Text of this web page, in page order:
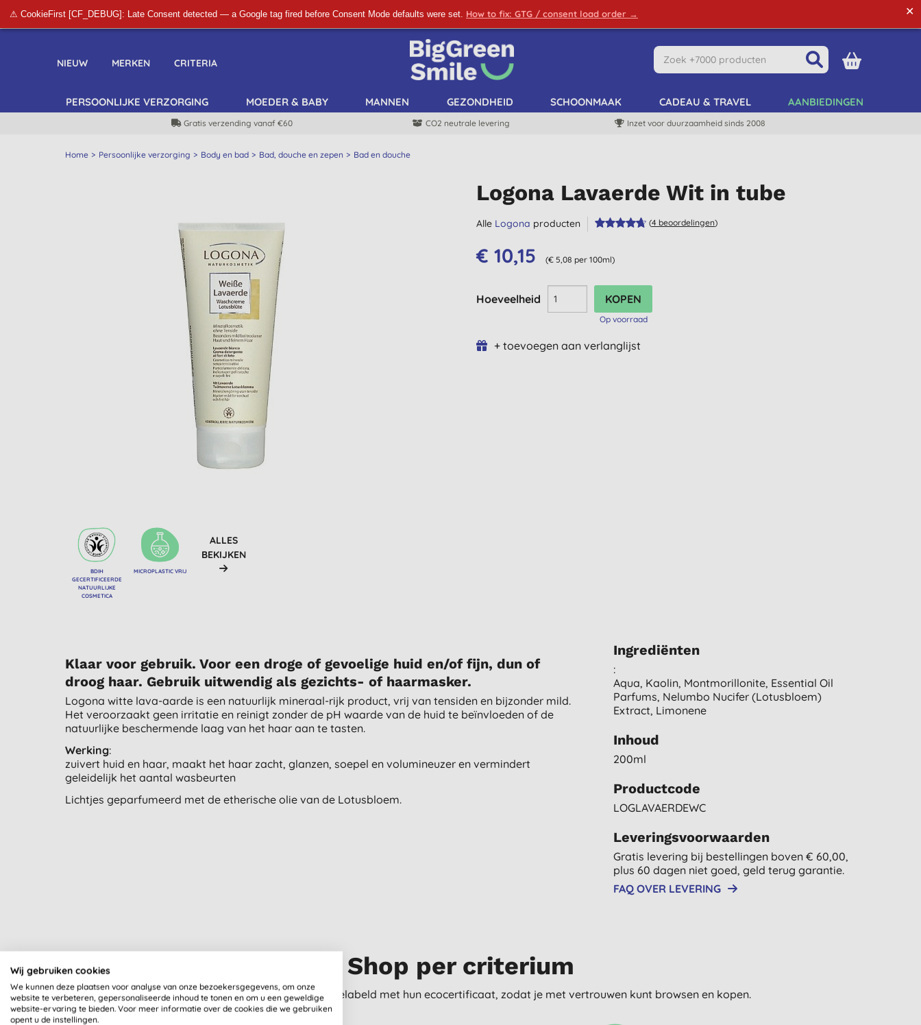
⚠ CookieFirst [CF_DEBUG]: Late Consent detected — a Google tag fired before Consent Mode defaults were set. How to fix: GTG / consent load order → ✕
SCHRIJF ME IN!
NIEUW MERKEN CRITERIA
PERSOONLIJKE VERZORGING MOEDER & BABY MANNEN GEZONDHEID SCHOONMAAK CADEAU & TRAVEL AANBIEDINGEN
Gratis verzending vanaf €60 CO2 neutrale levering Inzet voor duurzaamheid sinds 2008
Home Persoonlijke verzorging Body en bad Bad, douche en zepen Bad en douche
BDIH
GECERTIFICEERDE
NATUURLIJKE
COSMETICA
MICROPLASTIC VRIJ
ALLES
BEKIJKEN
Logona Lavaerde Wit in tube
Alle Logona producten (4 beoordelingen)
€ 10,15 (€ 5,08 per 100ml)
Hoeveelheid
Op voorraad
+ toevoegen aan verlanglijst
Klaar voor gebruik. Voor een droge of gevoelige huid en/of fijn, dun of
droog haar. Gebruik uitwendig als gezichts- of haarmasker.
Logona witte lava-aarde is een natuurlijk mineraal-rijk product, vrij van tensiden en bijzonder mild.
Het veroorzaakt geen irritatie en reinigt zonder de pH waarde van de huid te beïnvloeden of de
natuurlijke beschermende laag van het haar aan te tasten.
Werking:
zuivert huid en haar, maakt het haar zacht, glanzen, soepel en volumineuzer en vermindert
geleidelijk het aantal wasbeurten
Lichtjes geparfumeerd met de etherische olie van de Lotusbloem.
Ingrediënten
:
Aqua, Kaolin, Montmorillonite, Essential Oil
Parfums, Nelumbo Nucifer (lotusbloem)
Extract, Limonene
Inhoud
200ml
Productcode
LOGLAVAERDEWC
Leveringsvoorwaarden
Gratis levering bij bestellingen boven € 60,00,
plus 60 dagen niet goed, geld terug garantie.
FAQ OVER LEVERING
Shop per criterium
Al onze producten zijn duidelijk gelabeld met hun ecocertificaat, zodat je met vertrouwen kunt browsen en kopen.
Wij gebruiken cookies
We kunnen deze plaatsen voor analyse van onze bezoekersgegevens, om onze
website te verbeteren, gepersonaliseerde inhoud te tonen en om u een geweldige
website-ervaring te bieden. Voor meer informatie over de cookies die we gebruiken
opent u de instellingen.